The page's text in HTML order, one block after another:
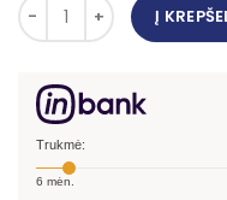
Į
Trukmė:
6 mėn.